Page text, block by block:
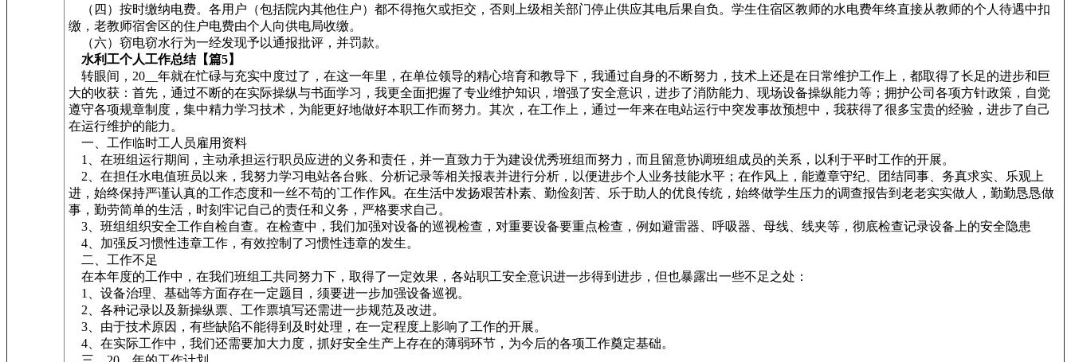
（四）按时缴纳电费。各用户（包括院内其他住户）都不得拖欠或拒交，否则上级相关部门停止供应其电后果自负。学生住宿区教师的水电费年终直接从教师的个人待遇中扣
缴，老教师宿舍区的住户电费由个人向供电局收缴。
（六）窃电窃水行为一经发现予以通报批评，并罚款。
水利工个人工作总结【篇5】
转眼间，20__年就在忙碌与充实中度过了，在这一年里，在单位领导的精心培育和教导下，我通过自身的不断努力，技术上还是在日常维护工作上，都取得了长足的进步和巨
大的收获：首先，通过不断的在实际操纵与书面学习，我更全面把握了专业维护知识，增强了安全意识，进步了消防能力、现场设备操纵能力等；拥护公司各项方针政策，自觉
遵守各项规章制度，集中精力学习技术，为能更好地做好本职工作而努力。其次，在工作上，通过一年来在电站运行中突发事故预想中，我获得了很多宝贵的经验，进步了自己
在运行维护的能力。
一、工作临时工人员雇用资料
1、在班组运行期间，主动承担运行职员应进的义务和责任，并一直致力于为建设优秀班组而努力，而且留意协调班组成员的关系，以利于平时工作的开展。
2、在担任水电值班员以来，我努力学习电站各台账、分析记录等相关报表并进行分析，以便进步个人业务技能水平；在作风上，能遵章守纪、团结同事、务真求实、乐观上
进，始终保持严谨认真的工作态度和一丝不苟的`工作作风。在生活中发扬艰苦朴素、勤俭刻苦、乐于助人的优良传统，始终做学生压力的调查报告到老老实实做人，勤勤恳恳做
事，勤劳简单的生活，时刻牢记自己的责任和义务，严格要求自己。
3、班组组织安全工作自检自查。在检查中，我们加强对设备的巡视检查，对重要设备要重点检查，例如避雷器、呼吸器、母线、线夹等，彻底检查记录设备上的安全隐患
4、加强反习惯性违章工作，有效控制了习惯性违章的发生。
二、工作不足
在本年度的工作中，在我们班组工共同努力下，取得了一定效果，各站职工安全意识进一步得到进步，但也暴露出一些不足之处：
1、设备治理、基础等方面存在一定题目，须要进一步加强设备巡视。
2、各种记录以及新操纵票、工作票填写还需进一步规范及改进。
3、由于技术原因，有些缺陷不能得到及时处理，在一定程度上影响了工作的开展。
4、在实际工作中，我们还需要加大力度，抓好安全生产上存在的薄弱环节，为今后的各项工作奠定基础。